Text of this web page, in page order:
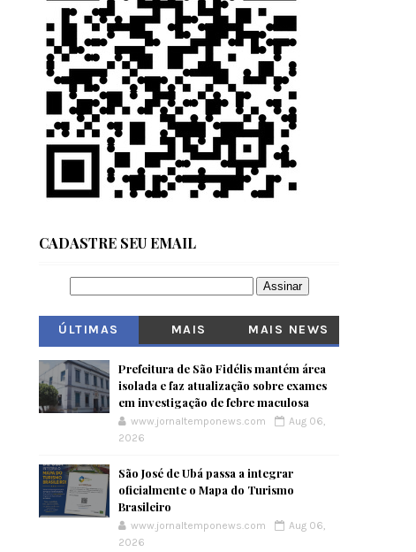
CADASTRE SEU EMAIL
ÚLTIMAS
MAIS
MAIS NEWS
Prefeitura de São Fidélis mantém área
isolada e faz atualização sobre exames
em investigação de febre maculosa
www.jornaltemponews.com
Aug 06,
2026
São José de Ubá passa a integrar
oficialmente o Mapa do Turismo
Brasileiro
www.jornaltemponews.com
Aug 06,
2026